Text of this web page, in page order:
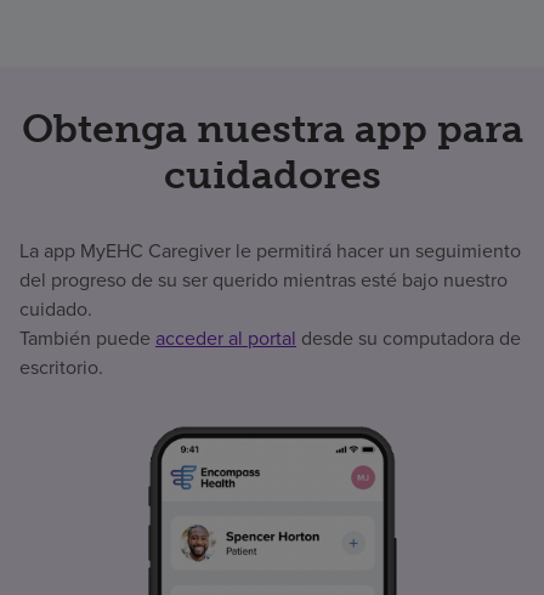
Obtenga nuestra app para
cuidadores
La app MyEHC Caregiver le permitirá hacer un seguimiento
del progreso de su ser querido mientras esté bajo nuestro
cuidado.
También puede acceder al portal desde su computadora de
escritorio.